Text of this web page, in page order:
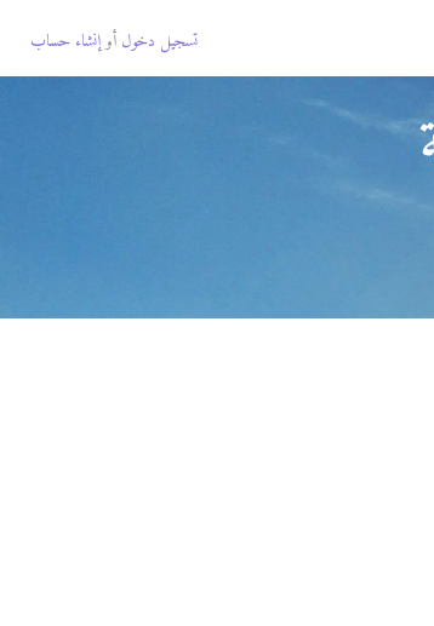
تسجيل دخول أوإنشاء حساب